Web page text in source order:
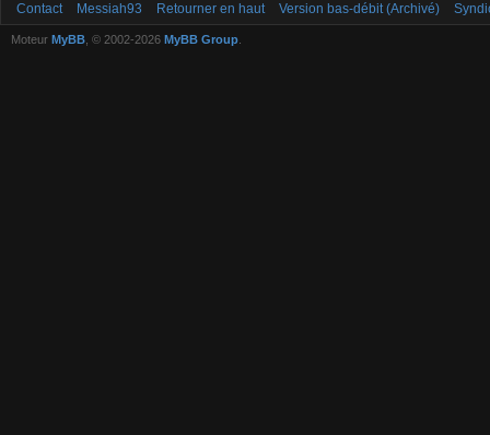
Contact Messiah93 Retourner en haut Version bas-débit (Archivé)
Moteur MyBB , © 2002-2026 MyBB Group